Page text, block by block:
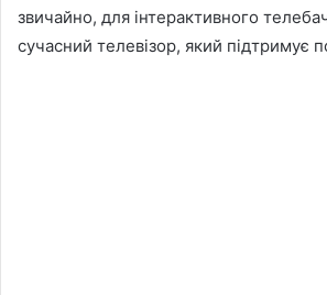
звичайно, для інтерактивного
сучасний телевізор, який підтримує